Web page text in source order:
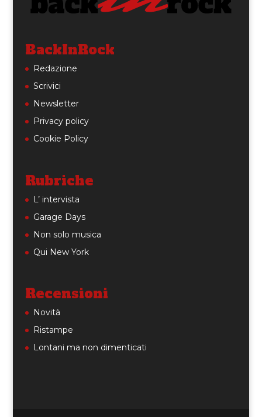
BackInRock
Redazione
Scrivici
Newsletter
Privacy policy
Cookie Policy
Rubriche
L’ intervista
Garage Days
Non solo musica
Qui New York
Recensioni
Novità
Ristampe
Lontani ma non dimenticati